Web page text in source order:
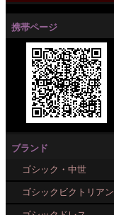
携帯ページ
ブランド
ゴシック・中世
ゴシックビクトリアン